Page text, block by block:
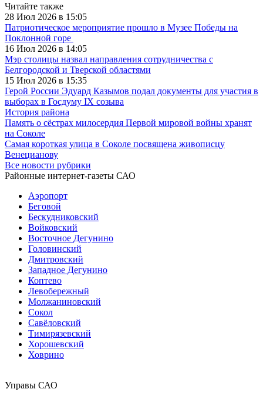
Читайте также
28 Июл 2026 в 15:05
Патриотическое мероприятие прошло в Музее Победы на
Поклонной горе
16 Июл 2026 в 14:05
Мэр столицы назвал направления сотрудничества с
Белгородской и Тверской областями
15 Июл 2026 в 15:35
Герой России Эдуард Казымов подал документы для участия в
выборах в Госдуму IX созыва
История района
Память о сёстрах милосердия Первой мировой войны хранят
на Соколе
Самая короткая улица в Соколе посвящена живописцу
Венецианову
Все новости рубрики
Районные интернет-газеты САО
Аэропорт
Беговой
Бескудниковский
Войковский
Восточное Дегунино
Головинский
Дмитровский
Западное Дегунино
Коптево
Левобережный
Молжаниновский
Сокол
Савёловский
Тимирязевский
Хорошевский
Ховрино
Управы САО